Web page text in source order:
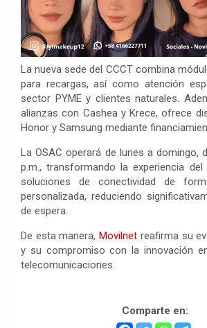
La nueva sede del CCCT combina
para recargas, así como atención
sector PYME y clientes naturales.
alianzas con Cashea y Krece, ofrece
Honor y Samsung mediante
La OSAC operará de lunes a domingo,
p.m., transformando la experiencia
soluciones de conectividad de
personalizada, reduciendo
de espera.
De esta manera,Movilnet reafirma su
y su compromiso con la innovación
telecomunicaciones.
Comparte en: